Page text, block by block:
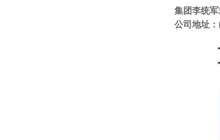
集团李统
公司地址